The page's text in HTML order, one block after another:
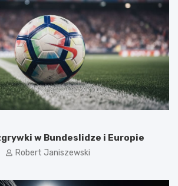
w Bundeslidze i Europie
Robert Janiszewski